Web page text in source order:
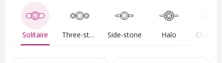
Solitaire Three-stone Side-stone Halo